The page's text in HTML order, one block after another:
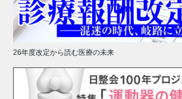
26年度改定から読む医療の未来